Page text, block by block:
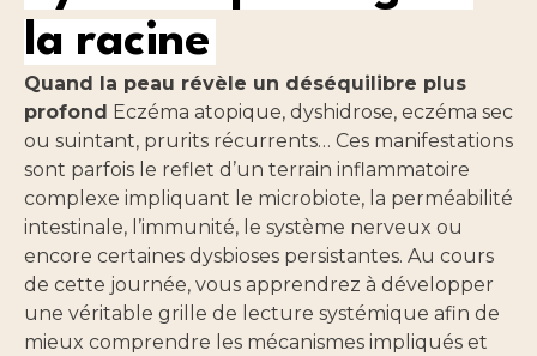
la racine
Quand la peau révèle un déséquilibre plus
profond Eczéma atopique, dyshidrose, eczéma sec
ou suintant, prurits récurrents… Ces manifestations
sont parfois le reflet d’un terrain inflammatoire
complexe impliquant le microbiote, la perméabilité
intestinale, l’immunité, le système nerveux ou
encore certaines dysbioses persistantes. Au cours
de cette journée, vous apprendrez à développer
une véritable grille de lecture systémique afin de
mieux comprendre les mécanismes impliqués et